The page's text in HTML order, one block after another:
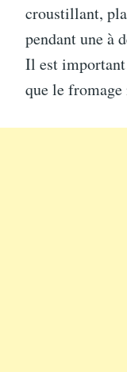
croustillant,
pendant une à
Il est
que le fromage